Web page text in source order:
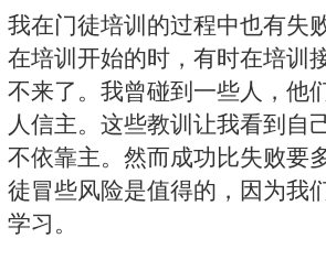
我在门徒培训的过程中也有失
在培训开始的时，有时在培训
不来了。我曾碰到一些人，他
人信主。这些教训让我看到自
不依靠主。然而成功比失败要
徒冒些风险是值得的，因为我
学习。